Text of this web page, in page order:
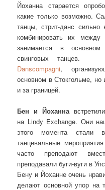
Йоханна старается
какие только возможно.
танцы, стрит-данс
комбинировать их
занимается в
свинговых танцев.
Danscompagni,
основном в Стокгольме,
и за границей.
Бен и Йоханна
на Lindy Exchange. Они
этого момента стали
танцевальные
часто преподают
преподавали буги-вуги в
Бену и Йоханне очень
делают основной упор на